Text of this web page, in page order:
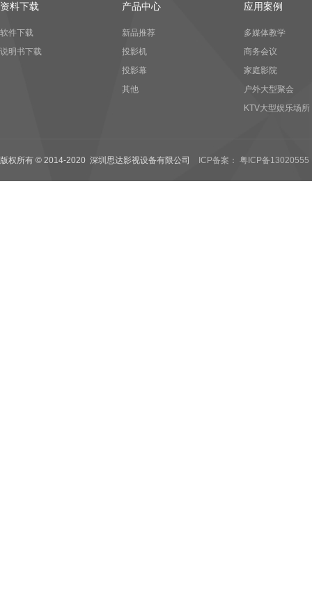
资料下载
软件下载
说明书下载
产品中心
新品推荐
投影机
投影幕
其他
应用案例
多媒体教学
商务会议
家庭影院
户外大型聚会
KTV大型娱乐场所
版权所有 © 2014-2020 深圳思达影视设备有限公司 ICP备案： 粤ICP备13020555